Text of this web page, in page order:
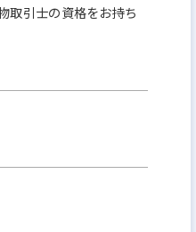
取引士の資格をお持ち